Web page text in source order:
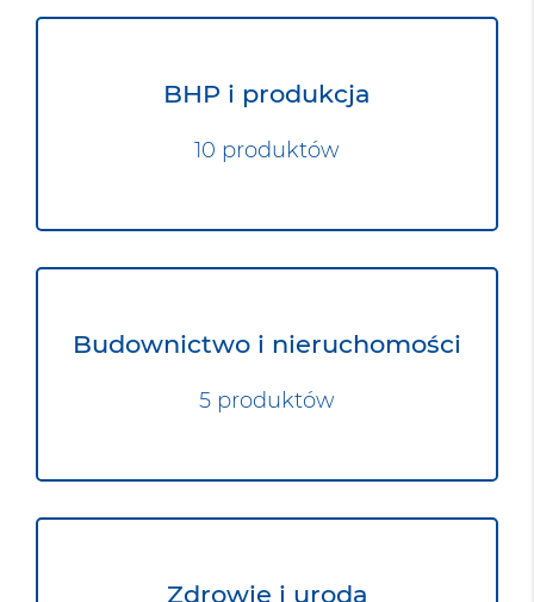
BHP i produkcja
10 produktów
Budownictwo i nieruchomości
5 produktów
Zdrowie i uroda